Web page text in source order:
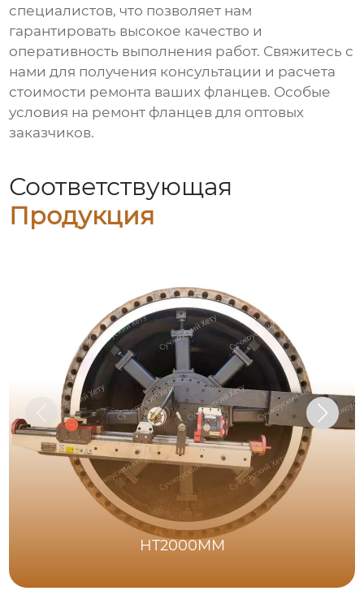
специалистов, что позволяет нам
гарантировать высокое качество и
оперативность выполнения работ. Свяжитесь с
нами для получения консультации и расчета
стоимости ремонта ваших фланцев. Особые
условия на ремонт фланцев для оптовых
заказчиков.
Соответствующая
Продукция
HT2000MM